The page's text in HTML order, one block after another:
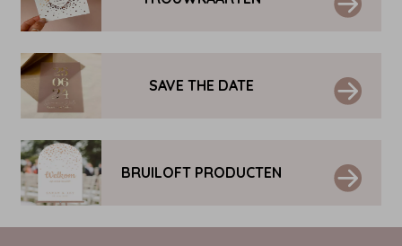
SAVE THE DATE
BRUILOFT PRODUCTEN